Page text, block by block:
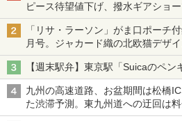
ピース待望値下げ、撥水ギアショ
「リサ・ラーソン」がま口ポーチ
月号。ジャカード織の北欧猫デザ
【週末駅弁】東京駅「Suicaのペン
九州の高速道路、お盆期間は松橋
た渋滞予測。東九州道への迂回は